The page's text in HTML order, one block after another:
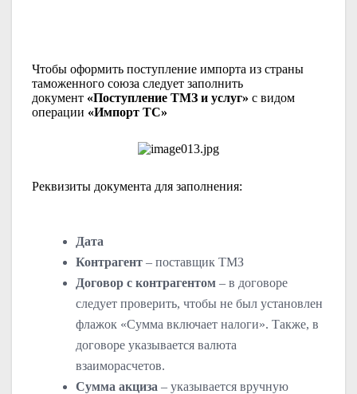
Чтобы оформить поступление импорта из страны
таможенного союза следует заполнить
документ «Поступление ТМЗ и услуг» с видом
операции «Импорт ТС»
Реквизиты документа для заполнения:
Дата
Контрагент – поставщик ТМЗ
Договор с контрагентом – в договоре
следует проверить, чтобы не был установлен
флажок «Сумма включает налоги». Также, в
договоре указывается валюта
взаиморасчетов.
Сумма акциза – указывается вручную